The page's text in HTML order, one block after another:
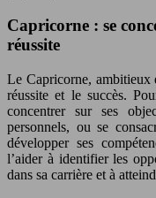
Capricorne : se
réussite
Le Capricorne, ambitieux
réussite et le succès.
concentrer sur ses
personnels, ou se
développer ses
l’aider à identifier les
dans sa carrière et à